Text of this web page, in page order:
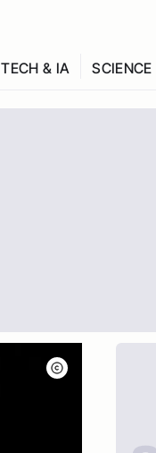
TECH & IA SCIENCE